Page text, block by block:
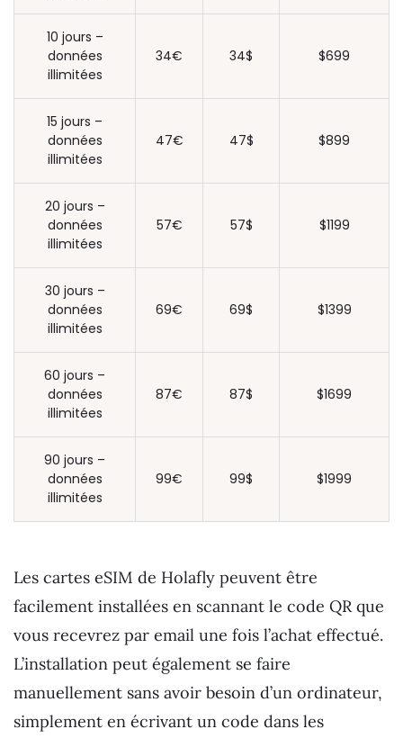
10 jours –
données
illimitées
34€ 34$ $699
15 jours –
données
illimitées
47€ 47$ $899
20 jours –
données
illimitées
57€ 57$ $1199
30 jours –
données
illimitées
69€ 69$ $1399
60 jours –
données
illimitées
87€ 87$ $1699
90 jours –
données
illimitées
99€ 99$ $1999
Les cartes eSIM de Holafly peuvent être
facilement installées en scannant le code QR que
vous recevrez par email une fois l’achat effectué.
L’installation peut également se faire
manuellement sans avoir besoin d’un ordinateur,
simplement en écrivant un code dans les